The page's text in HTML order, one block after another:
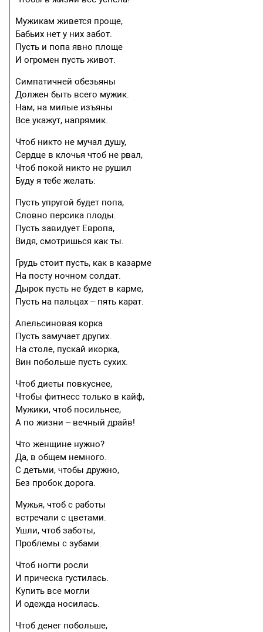
Мужикам живется проще,
Бабьих нет у них забот.
Пусть и попа явно площе
И огромен пусть живот.
Симпатичней обезьяны
Должен быть всего мужик.
Нам, на милые изъяны
Все укажут, напрямик.
Чтоб никто не мучал душу,
Сердце в клочья чтоб не рвал,
Чтоб покой никто не рушил
Буду я тебе желать:
Пусть упругой будет попа,
Словно персика плоды.
Пусть завидует Европа,
Видя, смотришься как ты.
Грудь стоит пусть, как в казарме
На посту ночном солдат.
Дырок пусть не будет в карме,
Пусть на пальцах – пять карат.
Апельсиновая корка
Пусть замучает других.
На столе, пускай икорка,
Вин побольше пусть сухих.
Чтоб диеты повкуснее,
Чтобы фитнесс только в кайф,
Мужики, чтоб посильнее,
А по жизни – вечный драйв!
Что женщине нужно?
Да, в общем немного.
С детьми, чтобы дружно,
Без пробок дорога.
Мужья, чтоб с работы
встречали с цветами.
Ушли, чтоб заботы,
Проблемы с зубами.
Чтоб ногти росли
И прическа густилась.
Купить все могли
И одежда носилась.
Чтоб денег побольше,